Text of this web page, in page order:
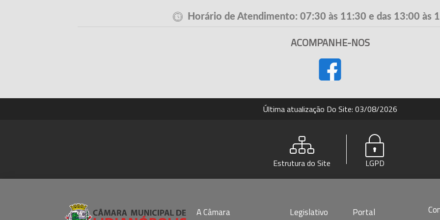
Horário de Atendimento: 07:30 às 11:30 e das 13:00 às
ACOMPANHE-NOS
Última atualização Do Site: 03/08/2026
Estrutura do Site LGPD
A Câmara Legislativo Portal